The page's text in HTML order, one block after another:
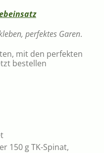
perfektes Garen.
mit den perfekten
bestellen
150 g TK-Spinat,